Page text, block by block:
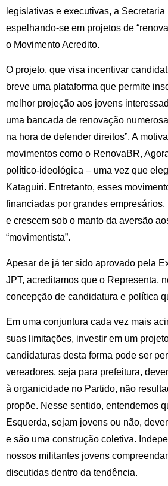
legislativas e executivas, a
espelhando-se em projetos de
o Movimento Acredito.
O projeto, que visa incentivar
breve uma plataforma que permite
melhor projeção aos jovens
uma bancada de renovação
na hora de defender direitos”. A
movimentos como o RenovaBR,
político-ideológica – uma vez que
Kataguiri. Entretanto, esses
financiadas por grandes
e crescem sob o manto da aversão
“movimentista”.
Apesar de já ter sido aprovado pela
JPT, acreditamos que o Representa,
concepção de candidatura e política
Em uma conjuntura cada vez mais
suas limitações, investir em um
candidaturas desta forma pode ser
vereadores, seja para prefeitura,
à organicidade no Partido, não
propõe. Nesse sentido, entendemos
Esquerda, sejam jovens ou não,
e são uma construção coletiva.
nossos militantes jovens
discutidas dentro da tendência.